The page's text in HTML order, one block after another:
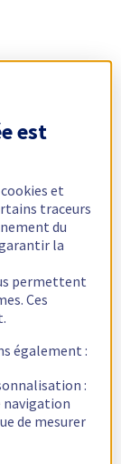
est
et
traceurs
du
la
permettent
Ces
également :
:
navigation
de mesurer